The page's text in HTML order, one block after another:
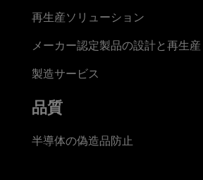
再生産ソリューション
メーカー認定製品の設計と再生産
製造サービス
品質
半導体の偽造品防止